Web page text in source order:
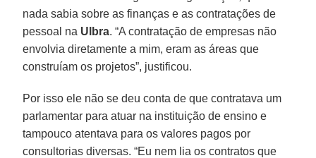
nada sabia sobre as finanças e as contratações de
pessoal na Ulbra. “A contratação de empresas não
envolvia diretamente a mim, eram as áreas que
construíam os projetos”, justificou.
Por isso ele não se deu conta de que contratava um
parlamentar para atuar na instituição de ensino e
tampouco atentava para os valores pagos por
consultorias diversas. “Eu nem lia os contratos que